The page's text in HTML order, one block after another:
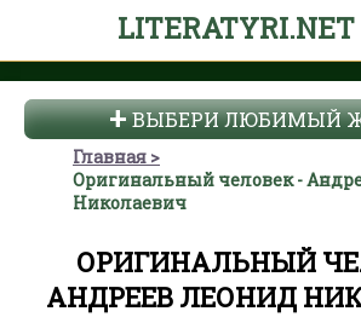
LITERATYRI.NET
ВЫБЕРИ ЛЮБИМЫЙ
Главная
Оригинальный человек -
Николаевич
ОРИГИНАЛЬНЫЙ
АНДРЕЕВ ЛЕОНИД